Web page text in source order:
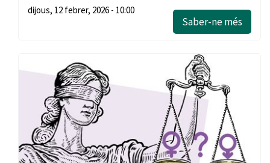
dijous, 12 febrer, 2026 - 10:00
Saber-ne més